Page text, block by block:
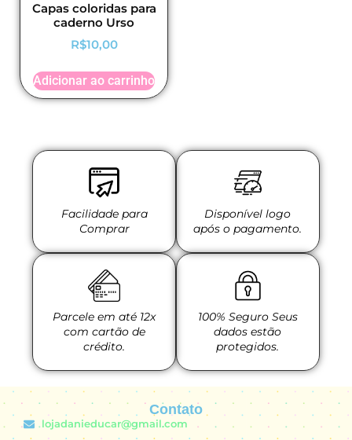
Capas coloridas para
caderno Urso
R$10,00
Adicionar ao carrinho
Facilidade para
Comprar
Disponível logo
após o pagamento.
Parcele em até 12x
com cartão de
crédito.
100% Seguro Seus
dados estão
protegidos.
Contato
lojadanieducar@gmail.com